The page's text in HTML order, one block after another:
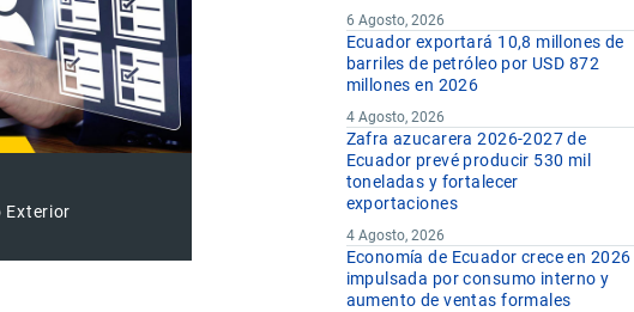
Exterior
6 Agosto, 2026
Ecuador exportará 10,8 millones de
barriles de petróleo por USD 872
millones en 2026
4 Agosto, 2026
Zafra azucarera 2026-2027 de
Ecuador prevé producir 530 mil
toneladas y fortalecer
exportaciones
4 Agosto, 2026
Economía de Ecuador crece en 2026
impulsada por consumo interno y
aumento de ventas formales